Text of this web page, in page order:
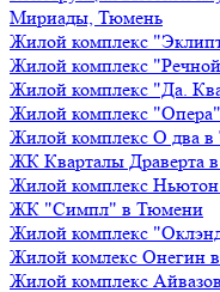
Мириады, Тюмень
Жилой комплекс
Жилой комплекс
Жилой комплекс "Да.
Жилой комплекс
Жилой комплекс О два
ЖК Кварталы Драверта
Жилой комплекс Ньютон
ЖК "Симпл" в Тюмени
Жилой комплекс
Жилой комлекс Онегин
Жилой комплекс